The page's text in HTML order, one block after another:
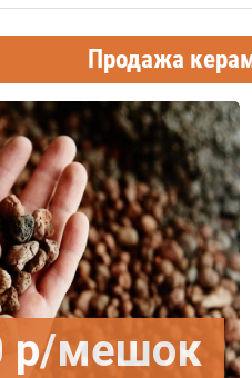
Продажа
р/мешок